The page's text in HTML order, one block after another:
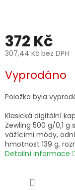
372 Kč
307,44 Kč bez DPH
cena:
Vyprodáno
Položka byla
Klasická digitální
Zewling 500 g/0,1
vážícími módy,
hmotnost 139 g,
Detailní informace